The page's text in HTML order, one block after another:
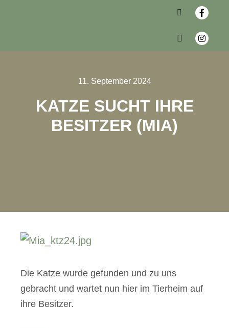
11. September 2024
KATZE SUCHT IHRE
BESITZER (MIA)
Die Katze wurde gefunden und zu uns
gebracht und wartet nun hier im Tierheim auf
ihre Besitzer.